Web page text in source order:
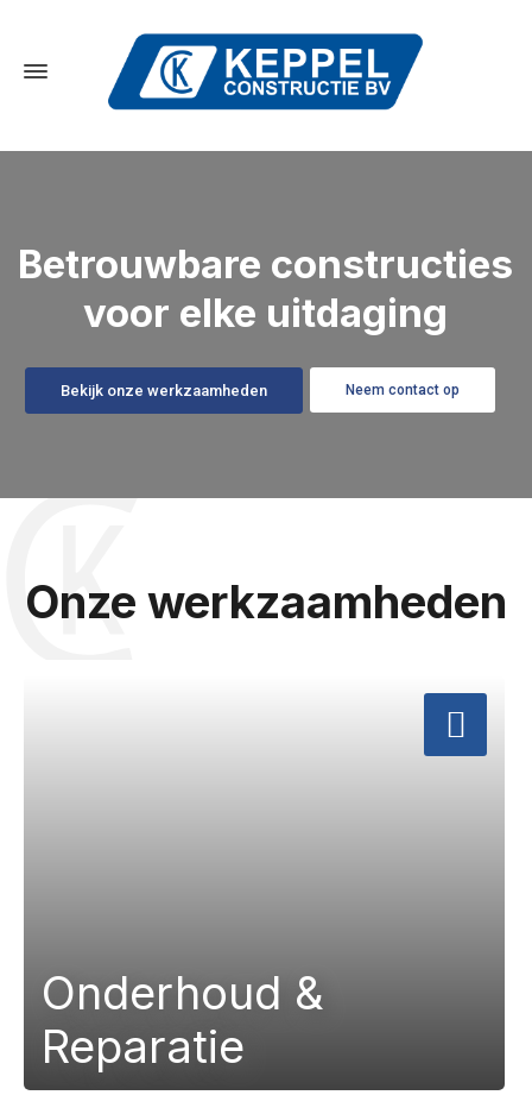
Betrouwbare constructies
voor elke uitdaging
Bekijk onze werkzaamheden Neem contact op
Onze werkzaamheden
Onderhoud &
Reparatie